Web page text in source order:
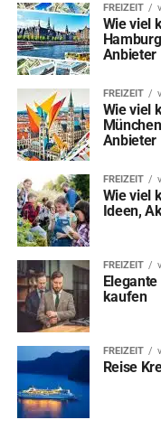
FREIZEIT
Wie viel
Anbieter
FREIZEIT
Wie viel
Anbieter
FREIZEIT
Wie viel
Ideen,
FREIZEIT
kaufen
FREIZEIT
Reise